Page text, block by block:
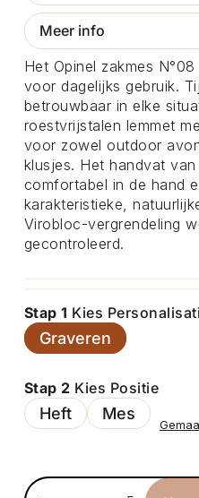
Meer info
Het Opinel zakmes
voor dagelijks gebruik.
betrouwbaar in elke
roestvrijstalen lemmet
voor zowel outdoor
klusjes. Het handvat
comfortabel in de hand
karakteristieke,
Virobloc-vergrendeling
gecontroleerd.
Stap 1 Kies
Graveren
Stap 2 Kies Positie
Heft Mes